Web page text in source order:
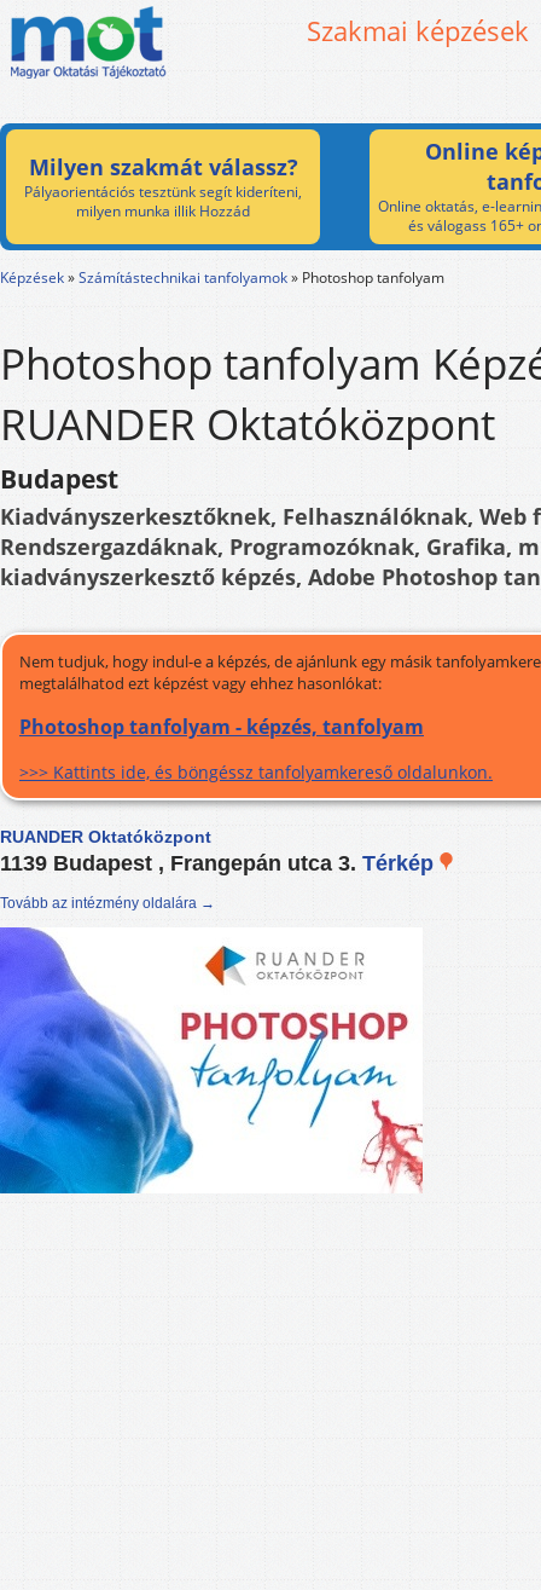
Szakmai képzések
Milyen szakmát válassz?
Pályaorientációs tesztünk segít kideríteni,
milyen munka illik Hozzád
Online
Online oktatás, e-
és válogass 165+
Képzések»Számítástechnikai tanfolyamok» Photoshop tanfolyam
Photoshop tanfolyam
RUANDER Oktatóközpont
Budapest
Kiadványszerkesztőknek, Felhasználóknak, Web
Rendszergazdáknak, Programozóknak, Grafika,
kiadványszerkesztő képzés, Adobe Photoshop
Nem tudjuk, hogy indul-e a képzés, de ajánlunk egy másik
megtalálhatod ezt képzést vagy ehhez hasonlókat:
Photoshop tanfolyam - képzés, tanfolyam
>>> Kattints ide, és böngéssz tanfolyamkereső oldalunkon.
RUANDER Oktatóközpont
1139 Budapest , Frangepán utca 3. Térkép
Tovább az intézmény oldalára →